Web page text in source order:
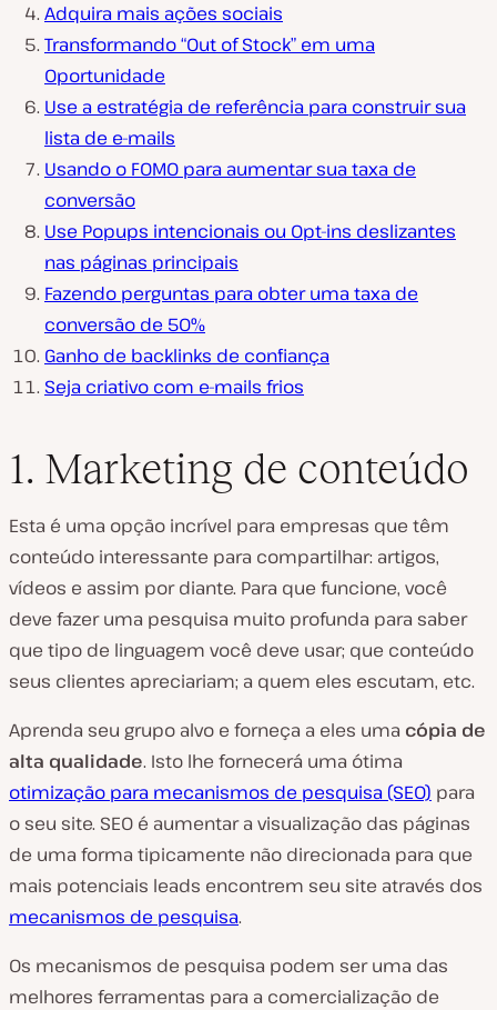
Adquira mais ações sociais
Transformando “Out of Stock” em uma
Oportunidade
Use a estratégia de referência para construir sua
lista de e-mails
Usando o FOMO para aumentar sua taxa de
conversão
Use Popups intencionais ou Opt-ins deslizantes
nas páginas principais
Fazendo perguntas para obter uma taxa de
conversão de 50%
Ganho de backlinks de confiança
Seja criativo com e-mails frios
1. Marketing de conteúdo
Esta é uma opção incrível para empresas que têm
conteúdo interessante para compartilhar: artigos,
vídeos e assim por diante. Para que funcione, você
deve fazer uma pesquisa muito profunda para saber
que tipo de linguagem você deve usar; que conteúdo
seus clientes apreciariam; a quem eles escutam, etc.
Aprenda seu grupo alvo e forneça a eles uma cópia de
alta qualidade. Isto lhe fornecerá uma ótima
otimização para mecanismos de pesquisa (SEO) para
o seu site. SEO é aumentar a visualização das páginas
de uma forma tipicamente não direcionada para que
mais potenciais leads encontrem seu site através dos
mecanismos de pesquisa.
Os mecanismos de pesquisa podem ser uma das
melhores ferramentas para a comercialização de